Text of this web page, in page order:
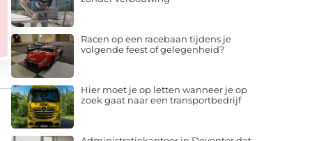
Racen op een racebaan tijdens je
volgende feest of gelegenheid?
Hier moet je op letten wanneer je op
zoek gaat naar een transportbedrijf